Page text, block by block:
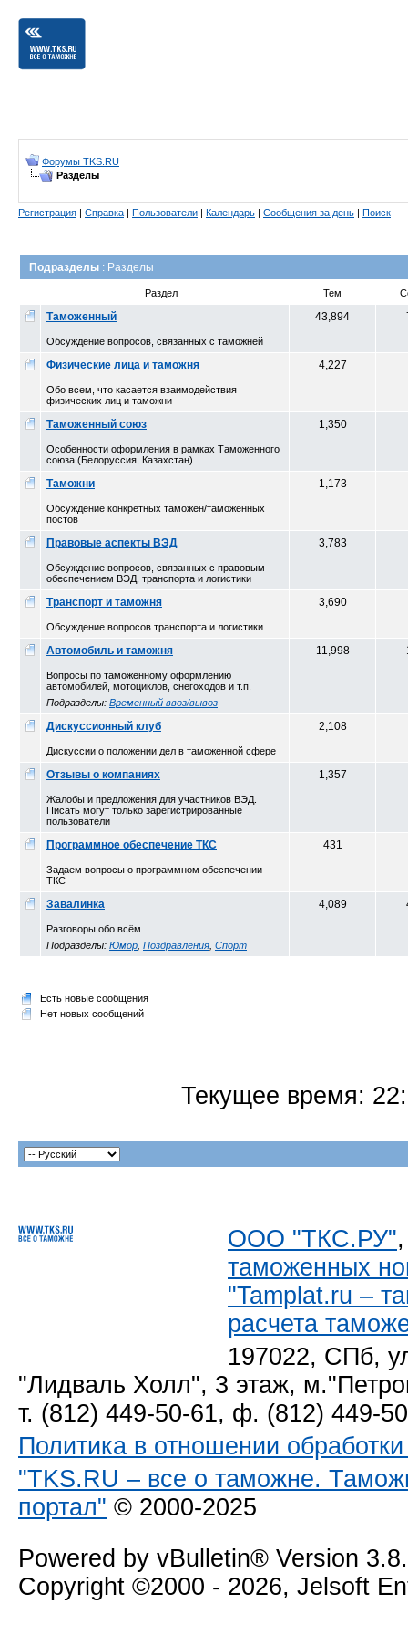
Форумы TKS.RU
Разделы
Регистрация | Справка | Пользователи | Календарь | Сообщения за день | Поиск
Подразделы : Разделы
Раздел Тем
Таможенный
Обсуждение вопросов, связанных с таможней
43,894
Физические лица и таможня
Обо всем, что касается взаимодействия
физических лиц и таможни
4,227
Таможенный союз
Особенности оформления в рамках Таможенного
союза (Белоруссия, Казахстан)
1,350
Таможни
Обсуждение конкретных таможен/таможенных
постов
1,173
Правовые аспекты ВЭД
Обсуждение вопросов, связанных с правовым
обеспечением ВЭД, транспорта и логистики
3,783
Транспорт и таможня
Обсуждение вопросов транспорта и логистики
3,690
Автомобиль и таможня
Вопросы по таможенному оформлению
автомобилей, мотоциклов, снегоходов и т.п.
Подразделы: Временный ввоз/вывоз
11,998
Дискуссионный клуб
Дискуссии о положении дел в таможенной сфере
2,108
Отзывы о компаниях
Жалобы и предложения для участников ВЭД.
Писать могут только зарегистрированные
пользователи
1,357
Программное обеспечение ТКС
Задаем вопросы о программном обеспечении
ТКС
431
Завалинка
Разговоры обо всём
Подразделы: Юмор Поздравления Спорт
4,089
Есть новые сообщения
Нет новых сообщений
Текущее время:
ООО "ТКС.РУ"
таможенных
"Tamplat.ru –
расчета
197022, СПб,
"Лидваль Холл", 3 этаж,
т. (812) 449-50-61, ф. (812) 449-
Политика в отношении
"TKS.RU – все о таможне.
портал" © 2000-2025
Powered by vBulletin® Version
Copyright ©2000 - 2026, Jelsoft